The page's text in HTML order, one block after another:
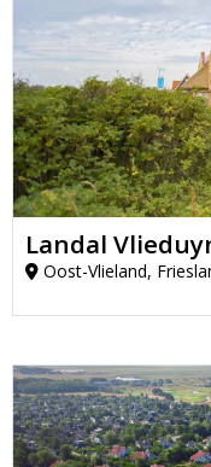
Landal
Oost-Vlieland,